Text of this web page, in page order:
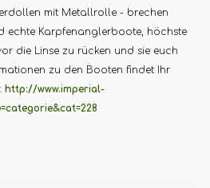
mit Metallrolle - brechen
echte Karpfenanglerboote, höchste
die Linse zu rücken und sie euch
zu den Booten findet Ihr
http://www.imperial-